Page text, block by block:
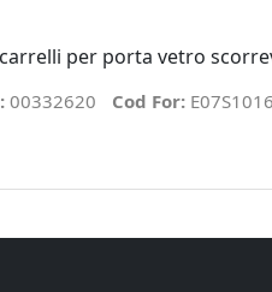
per porta vetro
00332620 Cod For: